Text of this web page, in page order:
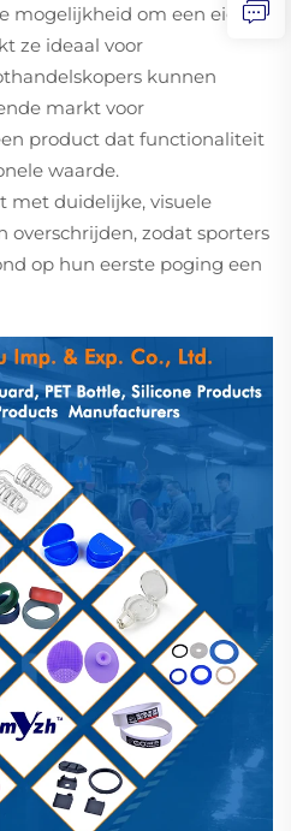
mogelijkheid om een eigen
ze ideaal voor
kunnen
markt voor
product dat functionaliteit
waarde.
met duidelijke, visuele
overschrijden, zodat sporters
op hun eerste poging een